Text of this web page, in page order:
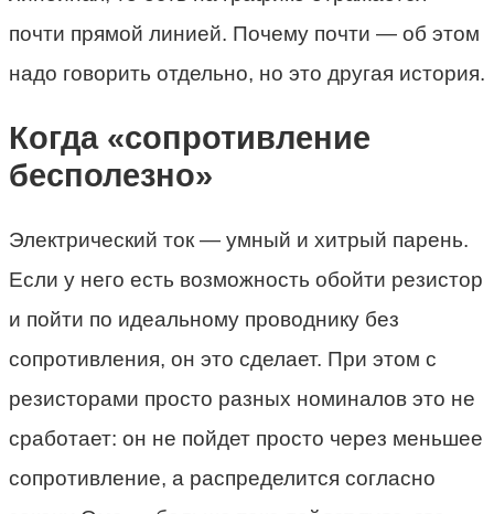
почти прямой линией. Почему почти — об этом
надо говорить отдельно, но это другая история.
Когда «сопротивление
бесполезно»
Электрический ток — умный и хитрый парень.
Если у него есть возможность обойти резистор
и пойти по идеальному проводнику без
сопротивления, он это сделает. При этом с
резисторами просто разных номиналов это не
сработает: он не пойдет просто через меньшее
сопротивление, а распределится согласно